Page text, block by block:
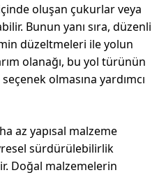
oluşan çukurlar veya
Bunun yanı sıra, düzenli
düzeltmeleri ile yolun
olanağı, bu yol türünün
olmasına yardımcı
az yapısal malzeme
sürdürülebilirlik
Doğal malzemelerin